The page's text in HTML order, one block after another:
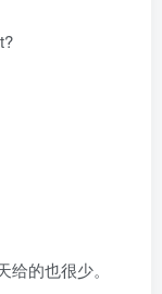
的也很少。